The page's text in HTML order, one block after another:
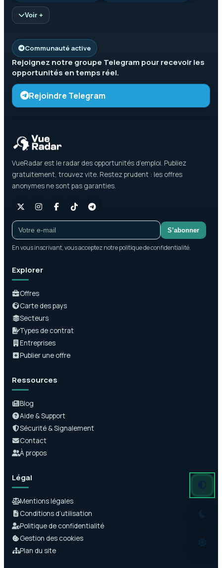
Voir +
Communauté active
Rejoignez notre groupe Telegram pour recevoir les
opportunités en temps réel.
Rejoindre Telegram
VueRadar est le radar des opportunités d’emploi. Publiez
gratuitement, trouvez vite. Restez prudent : les offres
anonymes ne sont pas garanties.
S’abonner
En vous inscrivant, vous acceptez notre politique de confidentialité.
Explorer
Offres
Carte des pays
Secteurs
Types de contrat
Entreprises
Publier une offre
Ressources
Blog
Aide & Support
Sécurité & Signalement
Contact
À propos
Légal
Mentions légales
Conditions d’utilisation
Politique de confidentialité
Gestion des cookies
Plan du site
Mode
Mode
Mode clair